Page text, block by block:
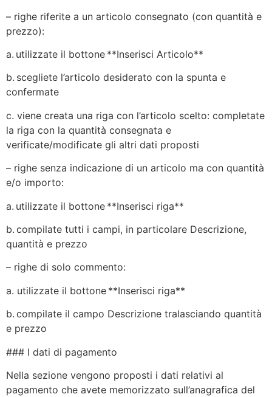
– righe riferite a un articolo consegnato (con quantità e
prezzo):
a. utilizzate il bottone **Inserisci Articolo**
b. scegliete l’articolo desiderato con la spunta e
confermate
c. viene creata una riga con l’articolo scelto: completate
la riga con la quantità consegnata e
verificate/modificate gli altri dati proposti
– righe senza indicazione di un articolo ma con quantità
e/o importo:
a. utilizzate il bottone **Inserisci riga**
b. compilate tutti i campi, in particolare Descrizione,
quantità e prezzo
– righe di solo commento:
a. utilizzate il bottone **Inserisci riga**
b. compilate il campo Descrizione tralasciando quantità
e prezzo
### I dati di pagamento
Nella sezione vengono proposti i dati relativi al
pagamento che avete memorizzato sull’anagrafica del